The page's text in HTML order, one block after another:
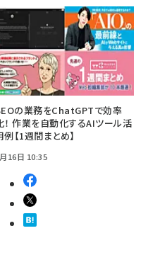
の業務をChatGPTで効率
！ 作業を自動化するAIツール活
例【1週間まとめ】
16日 10:35